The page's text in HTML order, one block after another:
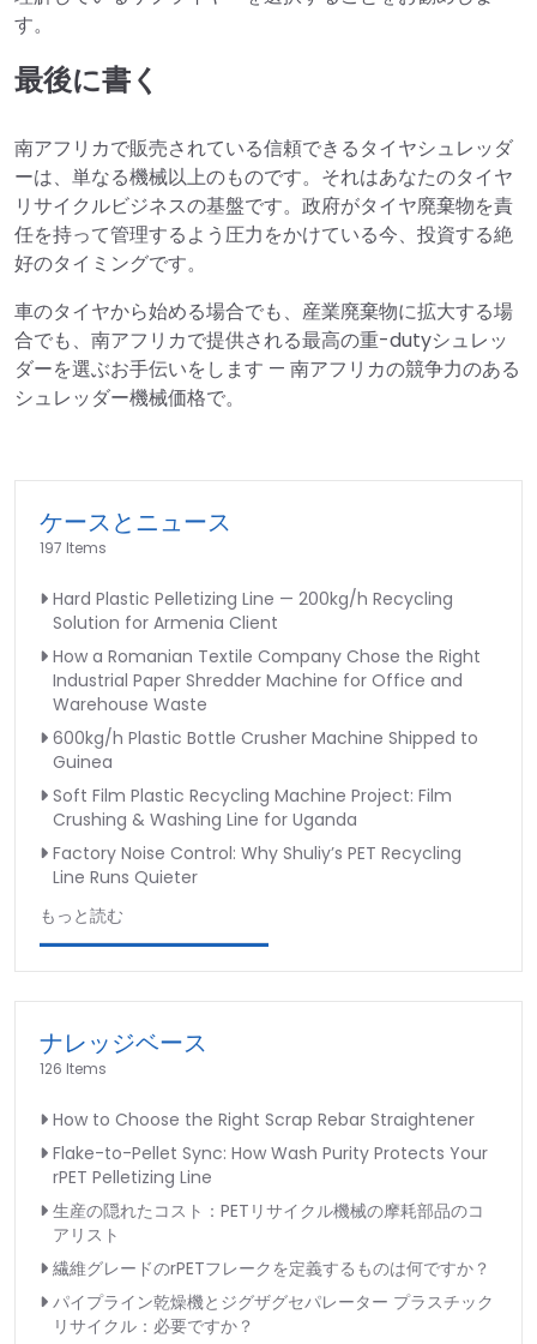
す。
最後に書く
南アフリカで販売されている信頼できるタイヤシュレッダ
ーは、単なる機械以上のものです。それはあなたのタイヤ
リサイクルビジネスの基盤です。政府がタイヤ廃棄物を責
任を持って管理するよう圧力をかけている今、投資する絶
好のタイミングです。
車のタイヤから始める場合でも、産業廃棄物に拡大する場
合でも、南アフリカで提供される最高の重-dutyシュレッ
ダーを選ぶお手伝いをします — 南アフリカの競争力のある
シュレッダー機械価格で。
ケースとニュース
197 Items
Hard Plastic Pelletizing Line — 200kg/h Recycling
Solution for Armenia Client
How a Romanian Textile Company Chose the Right
Industrial Paper Shredder Machine for Office and
Warehouse Waste
600kg/h Plastic Bottle Crusher Machine Shipped to
Guinea
Soft Film Plastic Recycling Machine Project: Film
Crushing & Washing Line for Uganda
Factory Noise Control: Why Shuliy’s PET Recycling
Line Runs Quieter
もっと読む
ナレッジベース
126 Items
How to Choose the Right Scrap Rebar Straightener
Flake-to-Pellet Sync: How Wash Purity Protects Your
rPET Pelletizing Line
生産の隠れたコスト：PETリサイクル機械の摩耗部品のコ
アリスト
繊維グレードのrPETフレークを定義するものは何ですか？
パイプライン乾燥機とジグザグセパレーター プラスチック
リサイクル：必要ですか？